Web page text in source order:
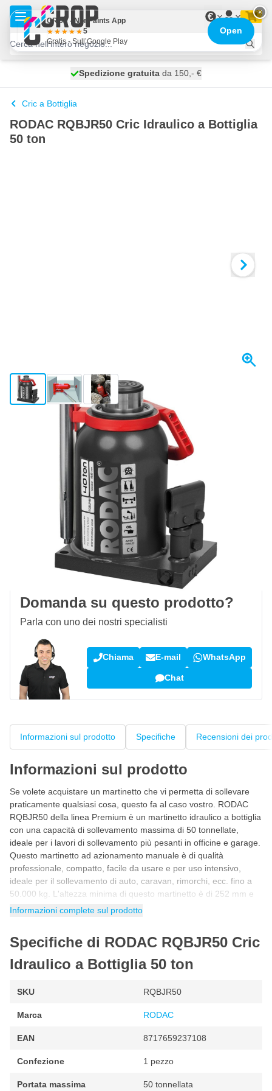
Salta al contenuto
€
spedito domani
Spedizione gratuita da 150,- €
100 giorni
Cric a Bottiglia
RODAC RQBJR50 Cric Idraulico a Bottiglia
50 ton
View larger imageView larger imageView larger image
Spedito domani
€
Aggiungi al Carrello
Ordina entro le 23:59,spedito domani
Spedizione gratuitada 150,- €
100 giorniper resi & cambi
Recensioni dei clienti:
(7.078 recensioni)
Domanda su questo prodotto?
Parla con uno dei nostri specialisti
Chiama E-mail WhatsApp
Chat
Informazioni sul prodotto Specifiche Recensioni dei
Informazioni sul prodotto
Se volete acquistare un martinetto che vi permetta di sollevare
praticamente qualsiasi cosa, questo fa al caso vostro. RODAC
RQBJR50 della linea Premium è un martinetto idraulico a bottiglia
con una capacità di sollevamento massima di 50 tonnellate,
ideale per i lavori di sollevamento più pesanti in officine e garage.
Questo martinetto ad azionamento manuale è di qualità
professionale, compatto, facile da usare e per uso intensivo,
ideale per il sollevamento di auto, caravan, rimorchi, ecc. fino a
50.000 kg. L'altezza minima di questo martinetto è di 252 mm e
l'altezza massima di 402 mm.
necessario. Posizionare il martinetto con la pompa verso il basso,
Facile da usare
Piastra di appoggio di grandi dimensioni
Corsa pistone: 150 mm
Altezza massima: 402 mm Altezza: 402 mm
Lunghezza: 230 mm
Informazioni complete sul prodotto
Specifiche di RODAC RQBJR50 Cric
Idraulico a Bottiglia 50 ton
SKU RQBJR50
Marca RODAC
EAN 8717659237108
Confezione 1 pezzo
Portata massima 50 tonnellata
×
CROP - NonPaints App
5
Gratis - Sull’Google Play
Open